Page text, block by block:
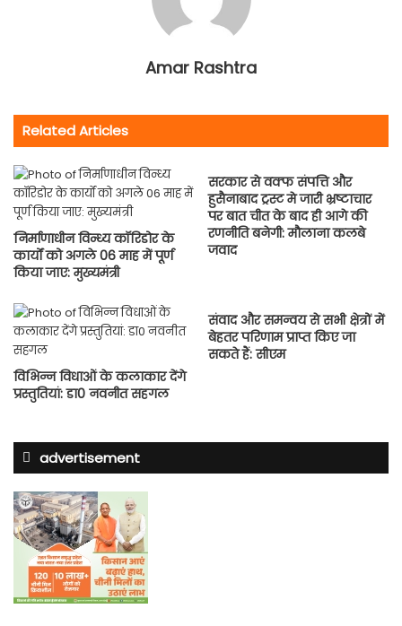
Amar Rashtra
Related Articles
निर्माणाधीन विन्ध्य कॉरिडोर के
कार्यों को अगले 06 माह में पूर्ण
किया जाए: मुख्यमंत्री
सरकार से वक्फ संपत्ति और
हुसैनाबाद ट्रस्ट मे जारी भ्रष्टाचार
पर बात चीत के बाद ही आगे की
रणनीति बनेगी: मौलाना कलबे
जवाद
विभिन्न विधाओं के कलाकार देंगे
प्रस्तुतियां: डा0 नवनीत सहगल
संवाद और समन्वय से सभी क्षेत्रों में
बेहतर परिणाम प्राप्त किए जा
सकते हैं: सीएम
advertisement